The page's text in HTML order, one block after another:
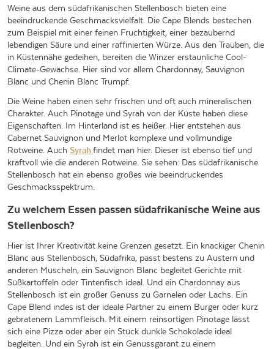
Weine aus dem südafrikanischen Stellenbosch bieten eine
beeindruckende Geschmacksvielfalt. Die Cape Blends bestechen
zum Beispiel mit einer feinen Fruchtigkeit, einer bezaubernd
lebendigen Säure und einer raffinierten Würze. Aus den Trauben, die
in Küstennähe gedeihen, bereiten die Winzer erstaunliche Cool-
Climate-Gewächse. Hier sind vor allem Chardonnay, Sauvignon
Blanc und Chenin Blanc Trumpf.
Die Weine haben einen sehr frischen und oft auch mineralischen
Charakter. Auch Pinotage und Syrah von der Küste haben diese
Eigenschaften. Im Hinterland ist es heißer. Hier entstehen aus
Cabernet Sauvignon und Merlot komplexe und vollmundige
Rotweine. Auch Syrahfindet man hier. Dieser ist ebenso tief und
kraftvoll wie die anderen Rotweine. Sie sehen: Das südafrikanische
Stellenbosch hat ein ebenso großes wie beeindruckendes
Geschmacksspektrum.
Zu welchem Essen passen südafrikanische Weine aus
Stellenbosch?
Hier ist Ihrer Kreativität keine Grenzen gesetzt. Ein knackiger Chenin
Blanc aus Stellenbosch, Südafrika, passt bestens zu Austern und
anderen Muscheln, ein Sauvignon Blanc begleitet Gerichte mit
Süßkartoffeln oder Tintenfisch ideal. Und ein Chardonnay aus
Stellenbosch ist ein großer Genuss zu Garnelen oder Lachs. Ein
Cape Blend indes ist der ideale Partner zu einem Burger oder kurz
gebratenem Lammfleisch. Mit einem reinsortigen Pinotage lässt
sich eine Pizza oder aber ein Stück dunkle Schokolade ideal
begleiten. Und ein Syrah ist ein Genussgarant zu einem